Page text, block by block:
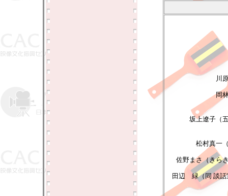
川
岡
坂上遼子（
松村真一
佐野まさ（きら
田辺 緑（同 談話